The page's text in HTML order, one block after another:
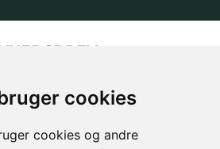
cookies
cookies og andre